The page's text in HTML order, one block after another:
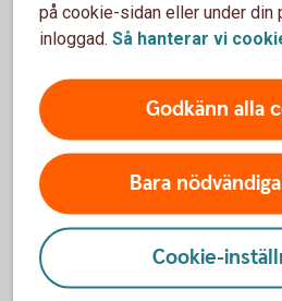
på cookie-sidan eller under din
inloggad. Så hanterar vi
Godkänn alla
Bara
Cookie-